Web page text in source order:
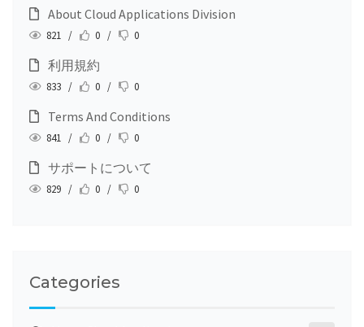
About Cloud Applications Division
821 / 0 / 0
利用規約
833 / 0 / 0
Terms And Conditions
841 / 0 / 0
サポートについて
829 / 0 / 0
Categories